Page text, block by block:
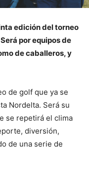
edición del torneo
por equipos de
de caballeros, y
de golf que ya se
Nordelta. Será su
se repetirá el clima
diversión,
de una serie de